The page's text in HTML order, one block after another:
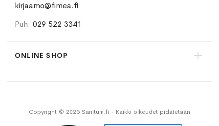
kirjaamo@fimea.fi
Puh. 029 522 3341
ONLINE SHOP
Copyright © 2025 Sanitum.fi - Kaikki oikeudet pidätetään